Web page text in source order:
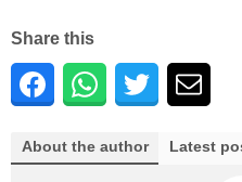
Share this
About the author Latest